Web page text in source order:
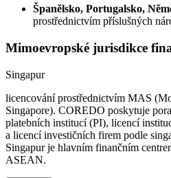
Španělsko, Portugalsko,
prostřednictvím příslušných
Mimoevropské jurisdikce
Singapur
licencování prostřednictvím MAS
Singapore). COREDO poskytuje
platebních institucí (PI), licencí
a licencí investičních firem podle
Singapur je hlavním finančním
ASEAN.